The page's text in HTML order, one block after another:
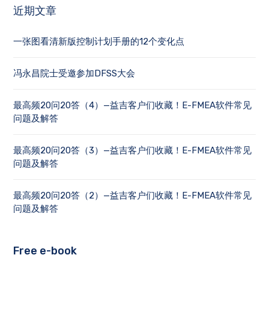
近期文章
一张图看清新版控制计划手册的12个变化点
冯永昌院士受邀参加DFSS大会
最高频20问20答（4）—益吉客户们收藏！E-FMEA软件常见
问题及解答
最高频20问20答（3）—益吉客户们收藏！E-FMEA软件常见
问题及解答
最高频20问20答（2）—益吉客户们收藏！E-FMEA软件常见
问题及解答
Free e-book